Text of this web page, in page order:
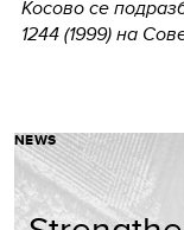
Косово се
1244 (1999) на
NEWS